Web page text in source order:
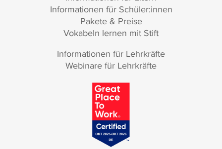
Informationen für Schüler:innen
Pakete & Preise
Vokabeln lernen mit Stift
Informationen für Lehrkräfte
Webinare für Lehrkräfte